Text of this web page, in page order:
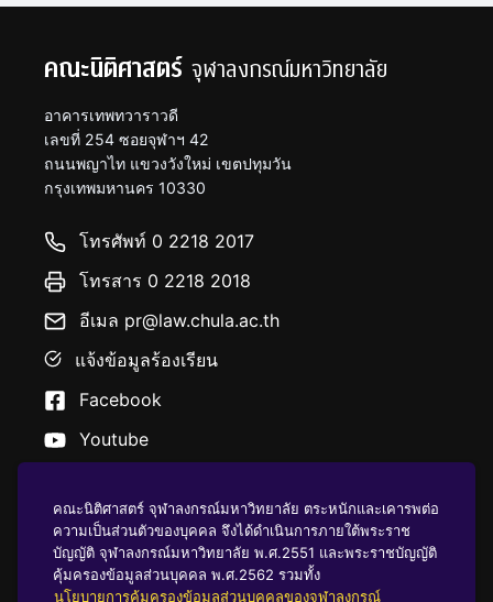
คณะนิติศาสตร์ จุฬาลงกรณ์มหาวิทยาลัย
อาคารเทพทวาราวดี
เลขที่ 254 ซอยจุฬาฯ 42
ถนนพญาไท แขวงวังใหม่ เขตปทุมวัน
กรุงเทพมหานคร 10330
โทรศัพท์ 0 2218 2017
โทรสาร 0 2218 2018
อีเมล pr@law.chula.ac.th
แจ้งข้อมูลร้องเรียน
Facebook
Youtube
นโยบายคุ้มครองข้อมูลส่วนบุคคล
คณะนิติศาสตร์ จุฬาลงกรณ์มหาวิทยาลัย ตระหนักและเคารพต่อ
ความเป็นส่วนตัวของบุคคล จึงได้ดำเนินการภายใต้พระราช
บัญญัติ จุฬาลงกรณ์มหาวิทยาลัย พ.ศ.2551 และพระราชบัญญัติ
คุ้มครองข้อมูลส่วนบุคคล พ.ศ.2562 รวมทั้ง
นโยบายการคุ้มครองข้อมูลส่วนบุคคลของจุฬาลงกรณ์